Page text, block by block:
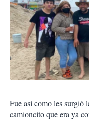
Fue así como les surgió
camioncito que era ya